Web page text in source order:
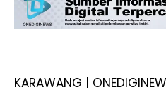
KARAWANG |